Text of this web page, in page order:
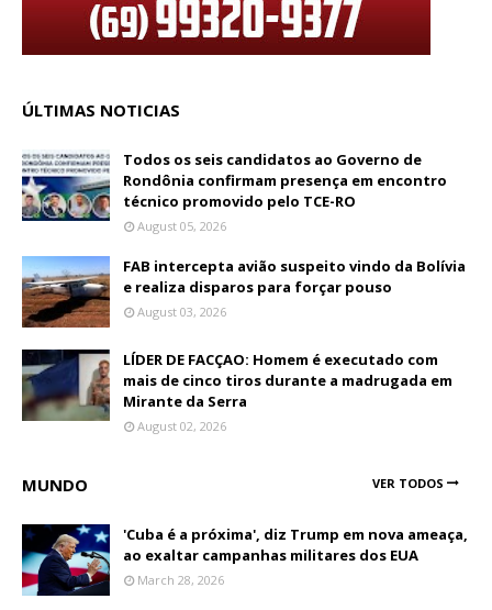
ÚLTIMAS NOTICIAS
Todos os seis candidatos ao Governo de
Rondônia confirmam presença em encontro
técnico promovido pelo TCE-RO
August 05, 2026
FAB intercepta avião suspeito vindo da Bolívia
e realiza disparos para forçar pouso
August 03, 2026
LÍDER DE FACÇAO: Homem é executado com
mais de cinco tiros durante a madrugada em
Mirante da Serra
August 02, 2026
MUNDO VER TODOS
'Cuba é a próxima', diz Trump em nova ameaça,
ao exaltar campanhas militares dos EUA
March 28, 2026